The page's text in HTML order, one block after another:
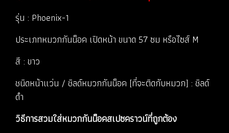
รุ่น : Phoenix-1
ประเภทหมวกกันน็อค เปิดหน้า ขนาด 57 ซม หรือไซส์ M
สี : ขาว
ชนิดหน้าแว่น / ชิลด์หมวกกันน็อค [ที่จะติดกับหมวก] : ชิลด์
ดำ
วิธีการสวมใส่หมวกกันน็อคสเปซคราวน์ที่ถูกต้อง